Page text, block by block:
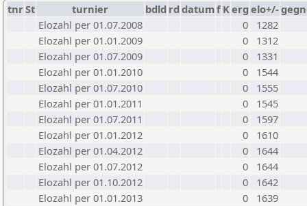
tnrSt turnier bdld rd datumf Kerg elo+/-
Elozahl per 01.07.2008
0
1282
Elozahl per 01.01.2009
0
1312
Elozahl per 01.07.2009
0
1331
Elozahl per 01.01.2010
0
1544
Elozahl per 01.07.2010
0
1555
Elozahl per 01.01.2011
0
1545
Elozahl per 01.07.2011
0
1597
Elozahl per 01.01.2012
0
1610
Elozahl per 01.04.2012
0
1644
Elozahl per 01.07.2012
0
1644
Elozahl per 01.10.2012
0
1642
Elozahl per 01.01.2013
0
1639